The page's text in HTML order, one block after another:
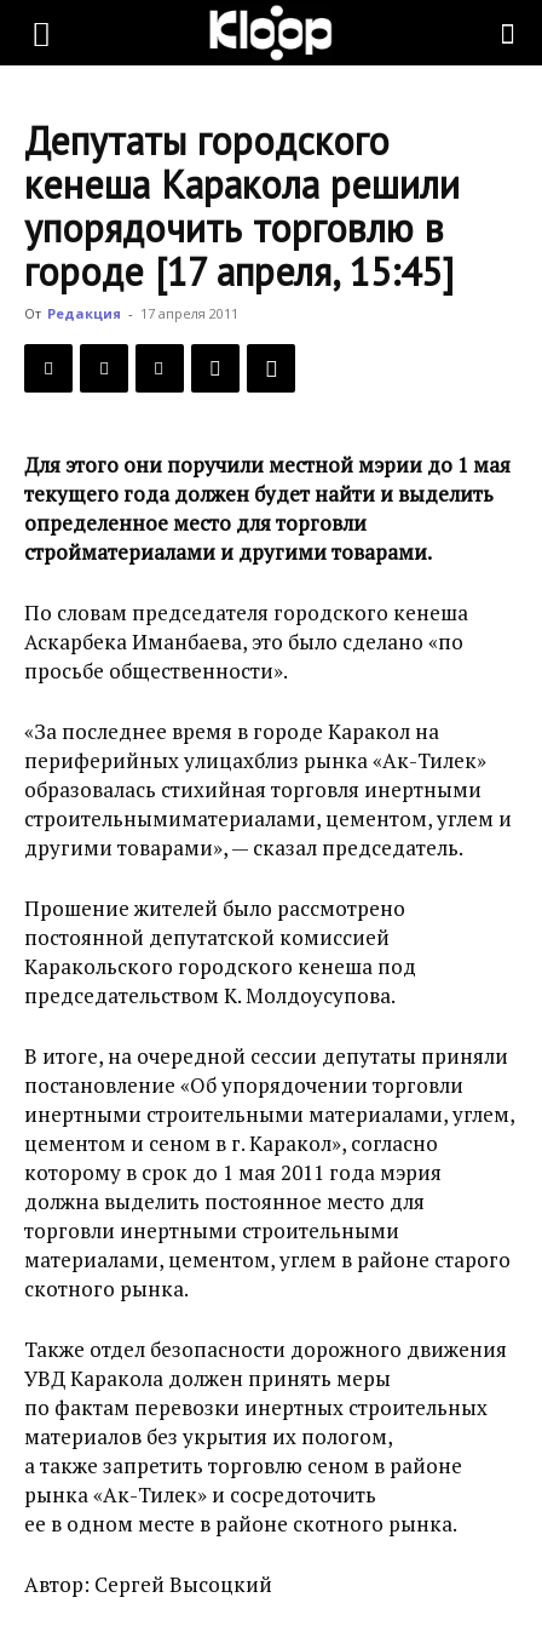
KLOOP.KG
Новости
Кыргызстана
Депутаты городского
кенеша Каракола решили
упорядочить торговлю в
городе [17 апреля, 15:45]
От Редакция - 17 апреля 2011
Для этого они поручили местной мэрии до 1 мая
текущего года должен будет найти и выделить
определенное место для торговли
стройматериалами и другими товарами.
По словам председателя городского кенеша
Аскарбека Иманбаева, это было сделано «по
просьбе общественности».
«За последнее время в городе Каракол на
периферийных улицахблиз рынка «Ак-Тилек»
образовалась стихийная торговля инертными
строительнымиматериалами, цементом, углем и
другими товарами», — сказал председатель.
Прошение жителей было рассмотрено
постоянной депутатской комиссией
Каракольского городского кенеша под
председательством К. Молдоусупова.
В итоге, на очередной сессии депутаты приняли
постановление «Об упорядочении торговли
инертными строительными материалами, углем,
цементом и сеном в г. Каракол», согласно
которому в срок до 1 мая 2011 года мэрия
должна выделить постоянное место для
торговли инертными строительными
материалами, цементом, углем в районе старого
скотного рынка.
Также отдел безопасности дорожного движения
УВД Каракола должен принять меры
по фактам перевозки инертных строительных
материалов без укрытия их пологом,
а также запретить торговлю сеном в районе
рынка «Ак-Тилек» и сосредоточить
ее в одном месте в районе скотного рынка.
Автор: Сергей Высоцкий